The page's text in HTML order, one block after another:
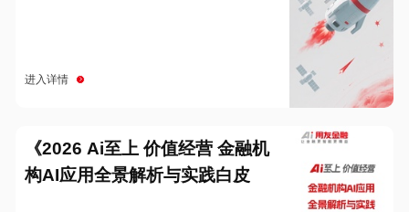
进入详情
《2026 Ai至上 价值经营 金融机
构AI应用全景解析与实践白皮